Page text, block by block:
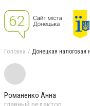
Головна Донецкая
Романенко Анна